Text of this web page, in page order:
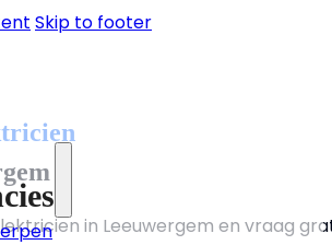
Skip to footer
in Leeuwergem en vraag